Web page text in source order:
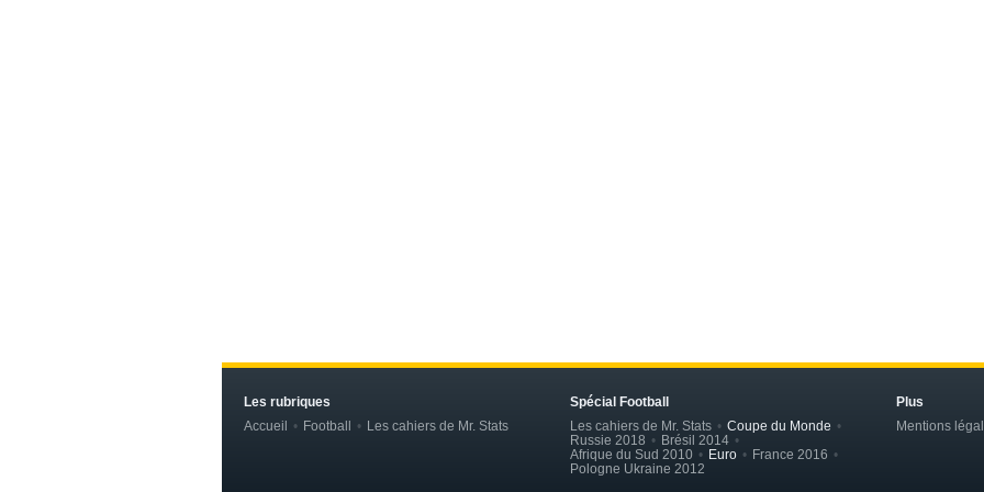
Les rubriques
Accueil
Football Les cahiers de Mr. Stats
Spécial Football
Les cahiers de Mr. Stats
Coupe du Monde
Russie 2018
Brésil 2014
Afrique du Sud 2010
Euro
France 2016
Pologne Ukraine 2012
Plus
Mentions